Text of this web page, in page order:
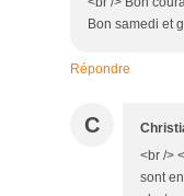
Bon samedi et
Répondre
C
<br />
sont